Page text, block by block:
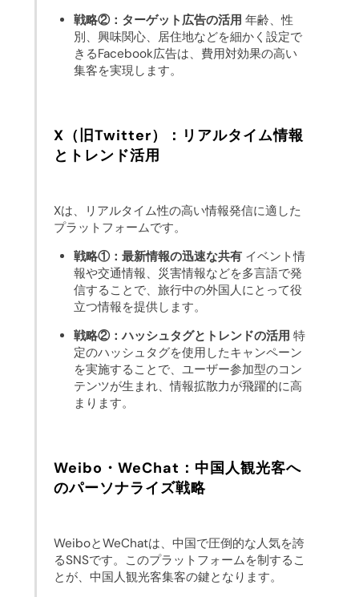
戦略②：ターゲット広告の活用 年齢、性
別、興味関心、居住地などを細かく設定で
きるFacebook広告は、費用対効果の高い
集客を実現します。
X（旧Twitter）：リアルタイム情報
とトレンド活用
Xは、リアルタイム性の高い情報発信に適した
プラットフォームです。
戦略①：最新情報の迅速な共有イベント情
報や交通情報、災害情報などを多言語で発
信することで、旅行中の外国人にとって役
立つ情報を提供します。
戦略②：ハッシュタグとトレンドの活用 特
定のハッシュタグを使用したキャンペーン
を実施することで、ユーザー参加型のコン
テンツが生まれ、情報拡散力が飛躍的に高
まります。
Weibo・WeChat：中国人観光客へ
のパーソナライズ戦略
WeiboとWeChatは、中国で圧倒的な人気を誇
るSNSです。このプラットフォームを制するこ
とが、中国人観光客集客の鍵となります。